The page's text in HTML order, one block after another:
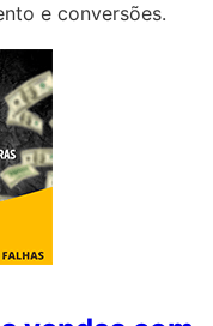
e conversões.